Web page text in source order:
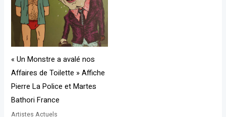
« Un Monstre a avalé nos
Affaires de Toilette » Affiche
Pierre La Police et Martes
Bathori France
Artistes Actuels